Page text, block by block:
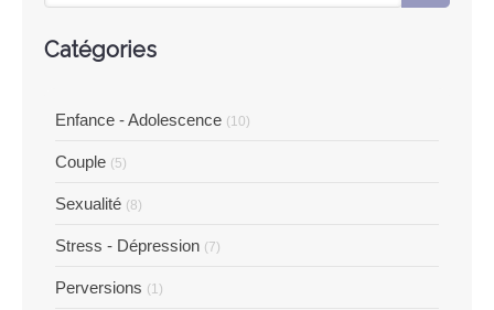
Catégories
Enfance - Adolescence (10)
Couple (5)
Sexualité (8)
Stress - Dépression (7)
Perversions (1)